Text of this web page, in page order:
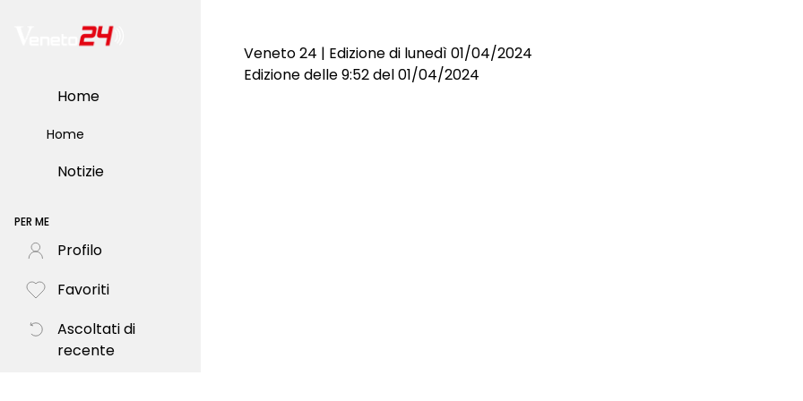
Home
Home
Notizie
PER ME
Profilo
Favoriti
Ascoltati di
recente
Veneto 24 | Edizione di lunedì 01/04/2024
Edizione delle 9:52 del 01/04/2024